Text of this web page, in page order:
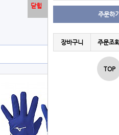
주문하기
장바구니 주문조회
TOP
닫힘